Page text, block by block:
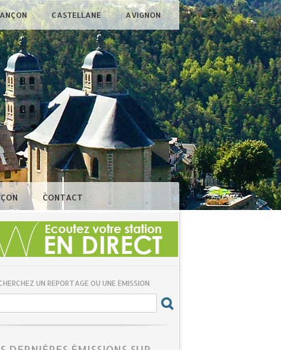
CASTELLANE AVIGNON
CONTACT
UN REPORTAGE OU UNE ÉMISSION